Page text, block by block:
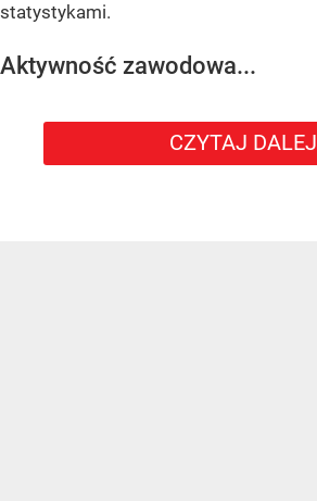
statystykami.
Aktywność zawodowa...
CZYTAJ DALEJ